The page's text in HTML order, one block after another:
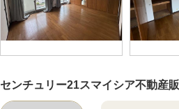
センチュリー21スマイシア不動産